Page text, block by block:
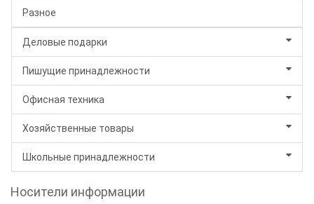
Разное
Деловые подарки
Пишущие принадлежности
Офисная техника
Хозяйственные товары
Школьные принадлежности
Носители информации